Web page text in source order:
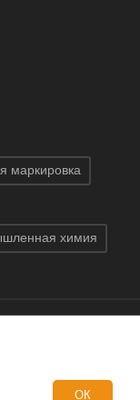
маркировка
химия
сайта запрещено.
определяемой
ОК